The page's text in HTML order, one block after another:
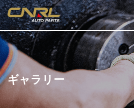
ギャラリー